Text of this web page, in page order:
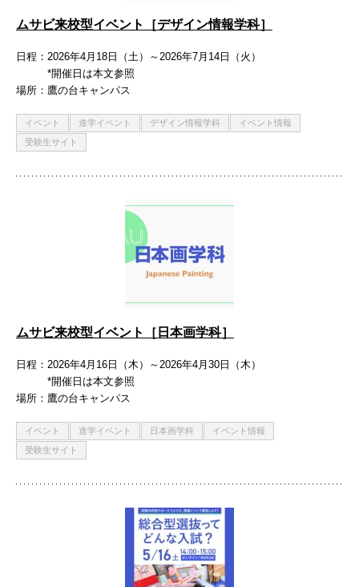
ムサビ来校型イベント［デザイン情報学科］
日程
2026年4月18日（土）～2026年7月14日（火）
*開催日は本文参照
場所
鷹の台キャンパス
イベント 進学イベント デザイン情報学科
イベント情報
受験生サイト
ムサビ来校型イベント［日本画学科］
日程
2026年4月16日（木）～2026年4月30日（木）
*開催日は本文参照
場所
鷹の台キャンパス
イベント 進学イベント 日本画学科
イベント情報
受験生サイト